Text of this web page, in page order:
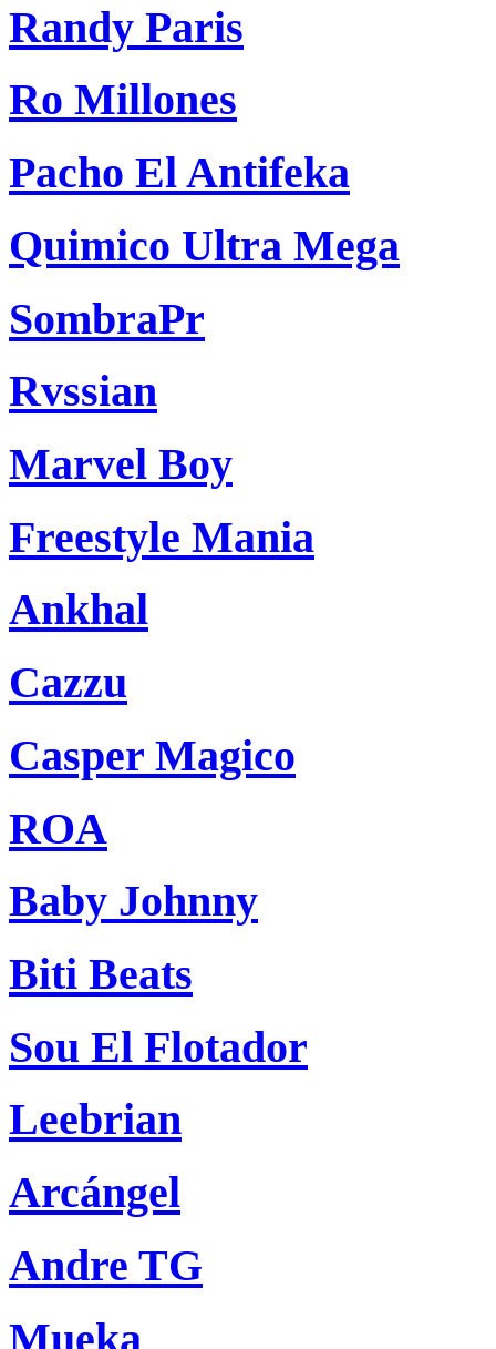
Randy Paris
Ro Millones
Pacho El Antifeka
Quimico Ultra Mega
SombraPr
Rvssian
Marvel Boy
Freestyle Mania
Ankhal
Cazzu
Casper Magico
ROA
Baby Johnny
Biti Beats
Sou El Flotador
Leebrian
Arcángel
Andre TG
Mueka